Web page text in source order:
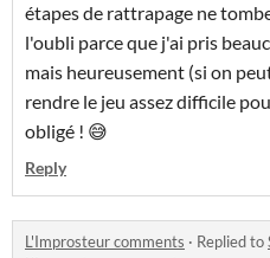
étapes de rattrapage ne
l'oubli parce que j'ai pris
mais heureusement (si on
rendre le jeu assez difficile
obligé ! 😅
Reply
L'Improsteur comments · Replied to